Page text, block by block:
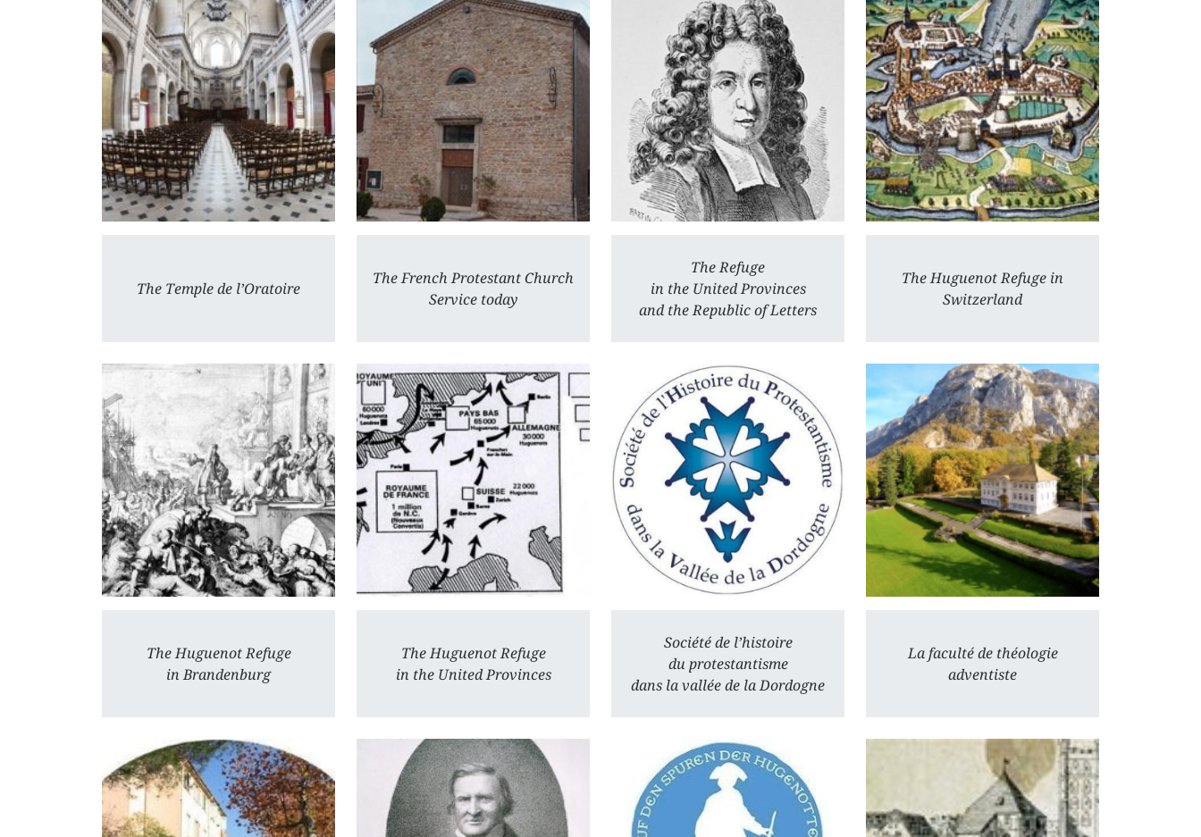
The Temple de l’Oratoire
The French Protestant Church
Service today
The Refuge
in the United Provinces
and the Republic of Letters
The Huguenot Refuge in
Switzerland
The Huguenot Refuge
in Brandenburg
The Huguenot Refuge
in the United Provinces
Société de l’histoire
du protestantisme
dans la vallée de la Dordogne
La faculté de théologie
adventiste